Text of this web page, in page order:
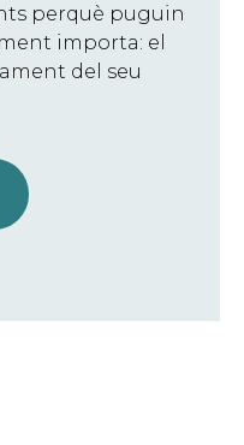
perquè puguin
importa: el
del seu